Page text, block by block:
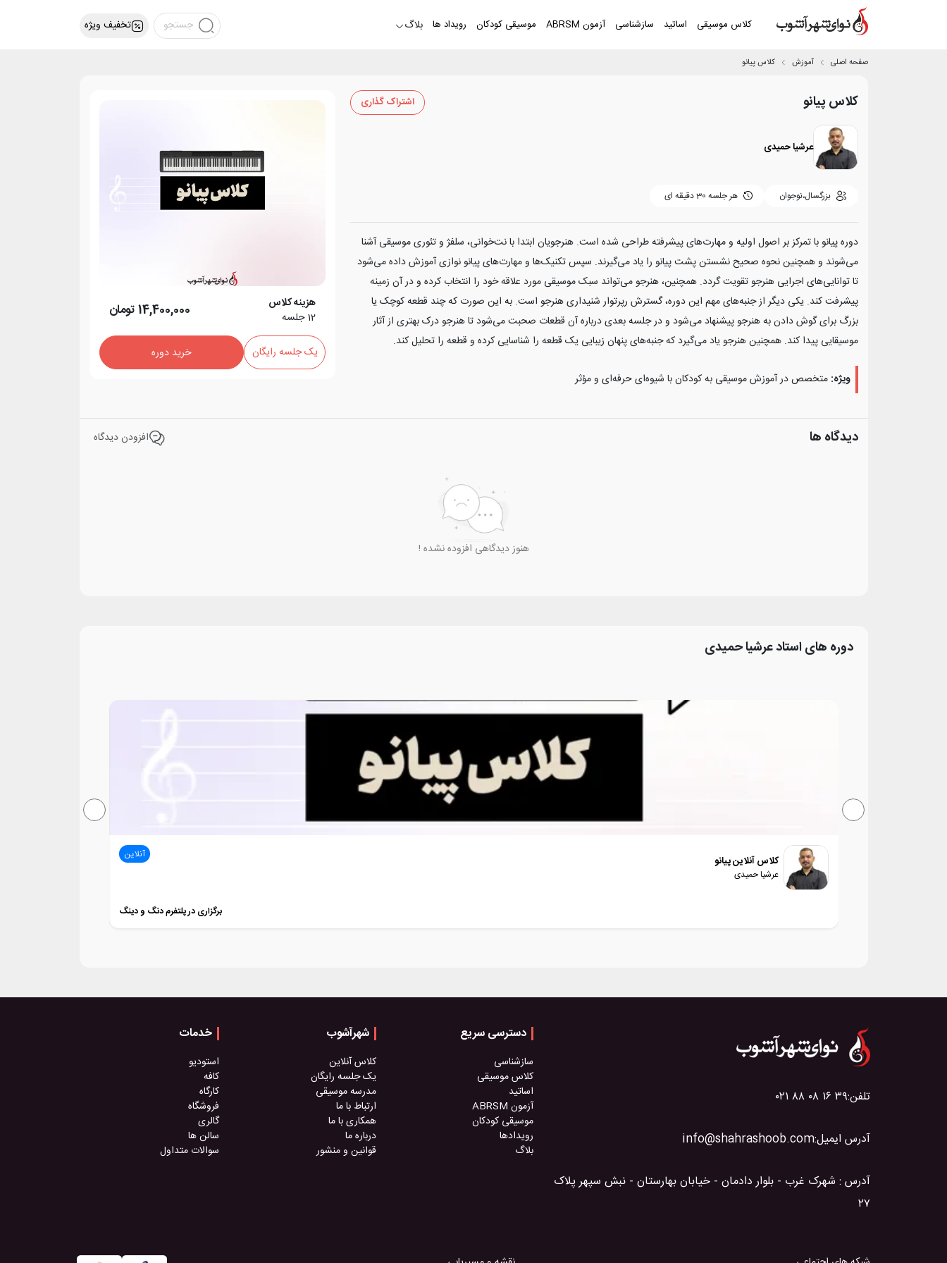
کلاس موسیقی اساتید سازشناسی آزمون ABRSM موسیقی کودکان رویداد ها بلاگ تخفیف ویژه
صفحه اصلی آموزش کلاس پیانو
کلاس پیانو اشتراک گذاری
عرشیا حمیدی
بزرگسال،نوجوان هر جلسه 30 دقیقه ای
دوره پیانو با تمرکز بر اصول اولیه و مهارت‌های پیشرفته طراحی شده است. هنرجویان ابتدا با نت‌خوانی، سلفژ و تئوری موسیقی آشنا
می‌شوند و همچنین نحوه صحیح نشستن پشت پیانو را یاد می‌گیرند. سپس تکنیک‌ها و مهارت‌های پیانو نوازی آموزش داده می‌شود
تا توانایی‌های اجرایی هنرجو تقویت گردد. همچنین، هنرجو می‌تواند سبک موسیقی مورد علاقه خود را انتخاب کرده و در آن زمینه
پیشرفت کند. یکی دیگر از جنبه‌های مهم این دوره، گسترش رپرتوار شنیداری هنرجو است. به این صورت که چند قطعه کوچک یا
بزرگ برای گوش دادن به هنرجو پیشنهاد می‌شود و در جلسه بعدی درباره آن قطعات صحبت می‌شود تا هنرجو درک بهتری از آثار
موسیقایی پیدا کند. همچنین هنرجو یاد می‌گیرد که جنبه‌های پنهان زیبایی یک قطعه را شناسایی کرده و قطعه را تحلیل کند.
ویژه: متخصص در آموزش موسیقی به کودکان با شیوه‌ای حرفه‌ای و مؤثر
هزینه کلاس
12جلسه 14,400,000تومان
یک جلسه رایگان خرید دوره
دیدگاه ها افزودن دیدگاه
هنوز دیدگاهی افزوده نشده !
دوره های استادعرشیا حمیدی
کلاس آنلاین پیانو
عرشیا حمیدی
آنلاین
برگزاری در پلتفرم دنگ و دینگ
تلفن:۰۲۱ ۸۸ ۰۸ ۱۶ ۳۹
آدرس ایمیل:info@shahrashoob.com
آدرس : شهرک غرب - بلوار دادمان - خیابان بهارستان - نبش سپهر پلاک
۲۷
دسترسی سریع
سازشناسی
کلاس موسیقی
اساتید
آزمون ABRSM
موسیقی کودکان
رویدادها
بلاگ
شهرآشوب
کلاس آنلاین
یک جلسه رایگان
مدرسه موسیقی
ارتباط با ما
همکاری با ما
درباره ما
قوانین و منشور
خدمات
استودیو
کافه
کارگاه
فروشگاه
گالری
سالن ها
سوالات متداول